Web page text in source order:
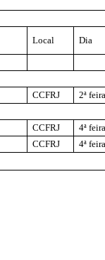
Local Dia
CCFRJ
2ª
CCFRJ
4ª
CCFRJ
4ª